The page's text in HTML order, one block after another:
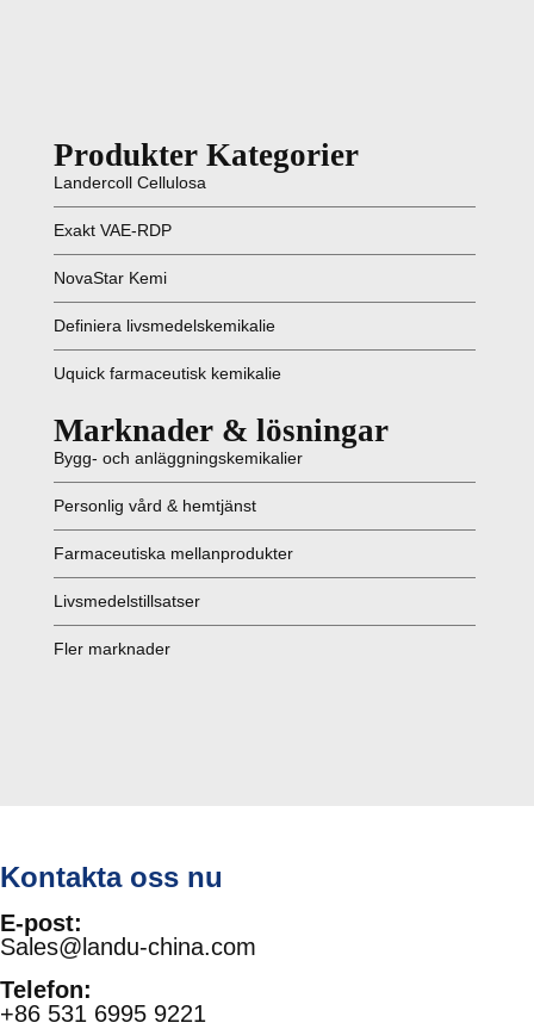
Produkter Kategorier
Landercoll Cellulosa
Exakt VAE-RDP
NovaStar Kemi
Definiera livsmedelskemikalie
Uquick farmaceutisk kemikalie
Marknader & lösningar
Bygg- och anläggningskemikalier
Personlig vård & hemtjänst
Farmaceutiska mellanprodukter
Livsmedelstillsatser
Fler marknader
Kontakta oss nu
E-post:
Sales@landu-china.com
Telefon:
+86 531 6995 9221